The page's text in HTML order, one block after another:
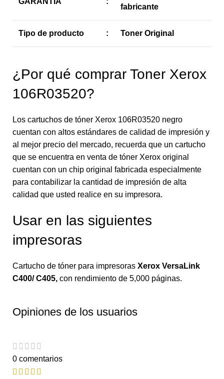
fabricante
Tipo de producto : Toner Original
¿Por qué comprar Toner Xerox
106R03520?
Los cartuchos de tóner Xerox 106R03520 negro
cuentan con altos estándares de calidad de impresión y
al mejor precio del mercado, recuerda que un cartucho
que se encuentra en venta de tóner Xerox original
cuentan con un chip original fabricada especialmente
para contabilizar la cantidad de impresión de alta
calidad que usted realice en su impresora.
Usar en las siguientes
impresoras
Cartucho de tóner para impresoras Xerox VersaLink
C400/ C405, con rendimiento de 5,000 páginas.
Opiniones de los usuarios
0 comentarios